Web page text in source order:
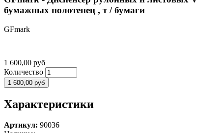
бумажных полотенец , т / бумаги
GFmark
1 600,00 руб
Количество
Характеристики
Артикул: 90036